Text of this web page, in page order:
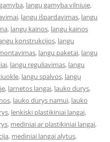
, langų gamyba vilniuje,
, langų išpardavimas, langu
, langų kainos, langu kainos
konstrukcijos, langu
, langu paketai, langu
, langu reguliavimas, langu
, langu spalvos, langų
, larnetos langai, lauko durys,
, lauko durys namui, lauko
, lenkiski plastikiniai langai,
, mediniai ar plastikiniai langai,
, mediniai langai alytus,